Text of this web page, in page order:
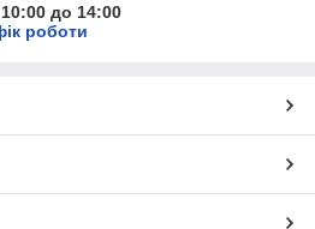
до 14:00
роботи